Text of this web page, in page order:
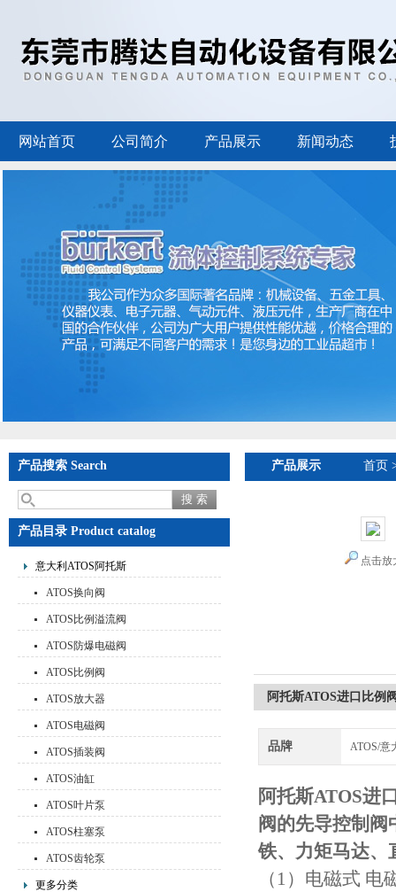
网站首页 公司简介 产品展示 新闻动态
产品搜索 Search
产品目录 Product catalog
意大利ATOS阿托斯
ATOS换向阀
ATOS比例溢流阀
ATOS防爆电磁阀
ATOS比例阀
ATOS放大器
ATOS电磁阀
ATOS插装阀
ATOS油缸
ATOS叶片泵
ATOS柱塞泵
ATOS齿轮泵
更多分类
产品展示 首页
点击放
阿托斯ATOS进口比例
品牌 ATOS/意
阿托斯ATOS进
阀的先导控制阀
铁、力矩马达、
（1）电磁式